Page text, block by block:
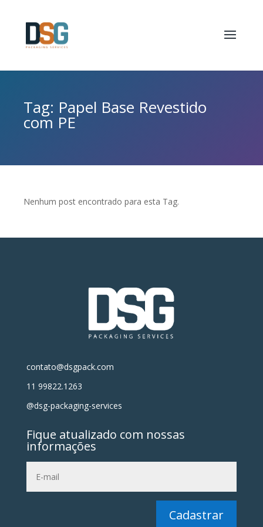
Tag: Papel Base Revestido
com PE
Nenhum post encontrado para esta Tag.
contato@dsgpack.com
11 99822.1263
@dsg-packaging-services
Fique atualizado com nossas
informações
Cadastrar